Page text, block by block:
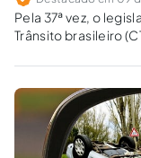
Pela 37ª vez, o
Trânsito brasileiro
o qual dispõe sobre
direitos.